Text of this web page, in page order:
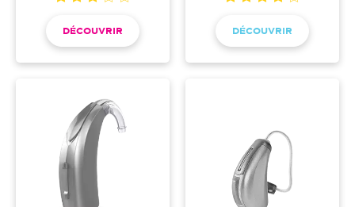
DÉCOUVRIR DÉCOUVRIR